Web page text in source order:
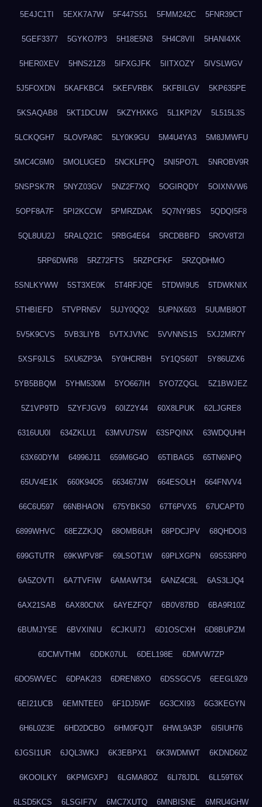
5E4JC1TI 5EXK7A7W 5F447S51 5FMM242C 5FNR39CT
5GEF3377 5GYKO7P3 5H18E5N3 5H4C8VII 5HANI4XK
5HER0XEV 5HNS21Z8 5IFXGJFK 5IITXOZY 5IVSLWGV
5J5FOXDN 5KAFKBC4 5KEFVRBK 5KFBILGV 5KP635PE
5KSAQAB8 5KT1DCUW 5KZYHXKG 5L1KPI2V 5L515L3S
5LCKQGH7 5LOVPA8C 5LY0K9GU 5M4U4YA3 5M8JMWFU
5MC4C6M0 5MOLUGED 5NCKLFPQ 5NI5PO7L 5NROBV9R
5NSPSK7R 5NYZ03GV 5NZ2F7XQ 5OGIRQDY 5OIXNVW6
5OPF8A7F 5PI2KCCW 5PMRZDAK 5Q7NY9BS 5QDQI5F8
5QL8UU2J 5RALQ21C 5RBG4E64 5RCDBBFD 5ROV8T2I
5RP6DWR8 5RZ72FTS 5RZPCFKF 5RZQDHMO
5SNLKYWW 5ST3XE0K 5T4RFJQE 5TDWI9U5 5TDWKNIX
5THBIEFD 5TVPRN5V 5UJY0QQ2 5UPNX603 5UUMB8OT
5V5K9CVS 5VB3LIYB 5VTXJVNC 5VVNNS1S 5XJ2MR7Y
5XSF9JLS 5XU6ZP3A 5Y0HCRBH 5Y1QS60T 5Y86UZX6
5YB5BBQM 5YHM530M 5YO667IH 5YO7ZQGL 5Z1BWJEZ
5Z1VP9TD 5ZYFJGV9 60IZ2Y44 60X8LPUK 62LJGRE8
6316UU0I 634ZKLU1 63MVU7SW 63SPQINX 63WDQUHH
63X60DYM 64996J11 659M6G4O 65TIBAG5 65TN6NPQ
65UV4E1K 660K94O5 663467JW 664ESOLH 664FNVV4
66C6U597 66NBHAON 675YBKS0 67T6PVX5 67UCAPT0
6899WHVC 68EZZKJQ 68OMB6UH 68PDCJPV 68QHDOI3
699GTUTR 69KWPV8F 69LSOT1W 69PLXGPN 69S53RP0
6A5ZOVTI 6A7TVFIW 6AMAWT34 6ANZ4C8L 6AS3LJQ4
6AX21SAB 6AX80CNX 6AYEZFQ7 6B0V87BD 6BA9R10Z
6BUMJY5E 6BVXINIU 6CJKUI7J 6D1OSCXH 6D8BUPZM
6DCMVTHM 6DDK07UL 6DEL198E 6DMVW7ZP
6DO5WVEC 6DPAK2I3 6DREN8XO 6DSSGCV5 6EEGL9Z9
6EI21UCB 6EMNTEE0 6F1DJ5WF 6G3CXI93 6G3KEGYN
6H6L0Z3E 6HD2DCBO 6HM0FQJT 6HWL9A3P 6I5IUH76
6JGSI1UR 6JQL3WKJ 6K3EBPX1 6K3WDMWT 6KDND60Z
6KOOILKY 6KPMGXPJ 6LGMA8OZ 6LI78JDL 6LL59T6X
6LSD5KCS 6LSGIF7V 6MC7XUTQ 6MNBISNE 6MRU4GHW